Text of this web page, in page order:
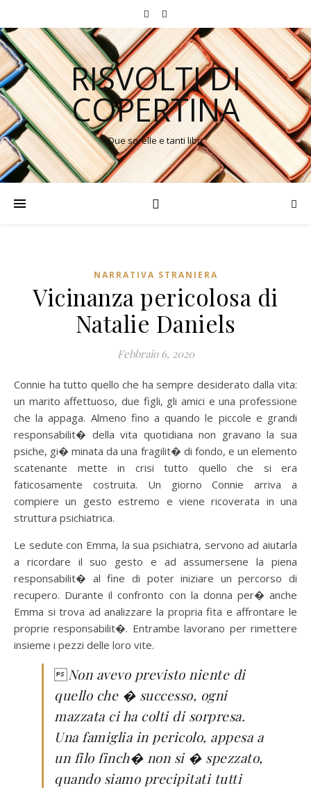
RISVOLTI DI
COPERTINA
Due sorelle e tanti libri
NARRATIVA STRANIERA
Vicinanza pericolosa di
Natalie Daniels
Febbraio 6, 2020
Connie ha tutto quello che ha sempre desiderato dalla vita:
un marito affettuoso, due figli, gli amici e una professione
che la appaga. Almeno fino a quando le piccole e grandi
responsabilit� della vita quotidiana non gravano la sua
psiche, gi� minata da una fragilit� di fondo, e un elemento
scatenante mette in crisi tutto quello che si era
faticosamente costruita. Un giorno Connie arriva a
compiere un gesto estremo e viene ricoverata in una
struttura psichiatrica.
Le sedute con Emma, la sua psichiatra, servono ad aiutarla
a ricordare il suo gesto e ad assumersene la piena
responsabilit� al fine di poter iniziare un percorso di
recupero. Durante il confronto con la donna per� anche
Emma si trova ad analizzare la propria fita e affrontare le
proprie responsabilit�. Entrambe lavorano per rimettere
insieme i pezzi delle loro vite.
Non avevo previsto niente di
quello che � successo, ogni
mazzata ci ha colti di sorpresa.
Una famiglia in pericolo, appesa a
un filo finch� non si � spezzato,
quando siamo precipitati tutti